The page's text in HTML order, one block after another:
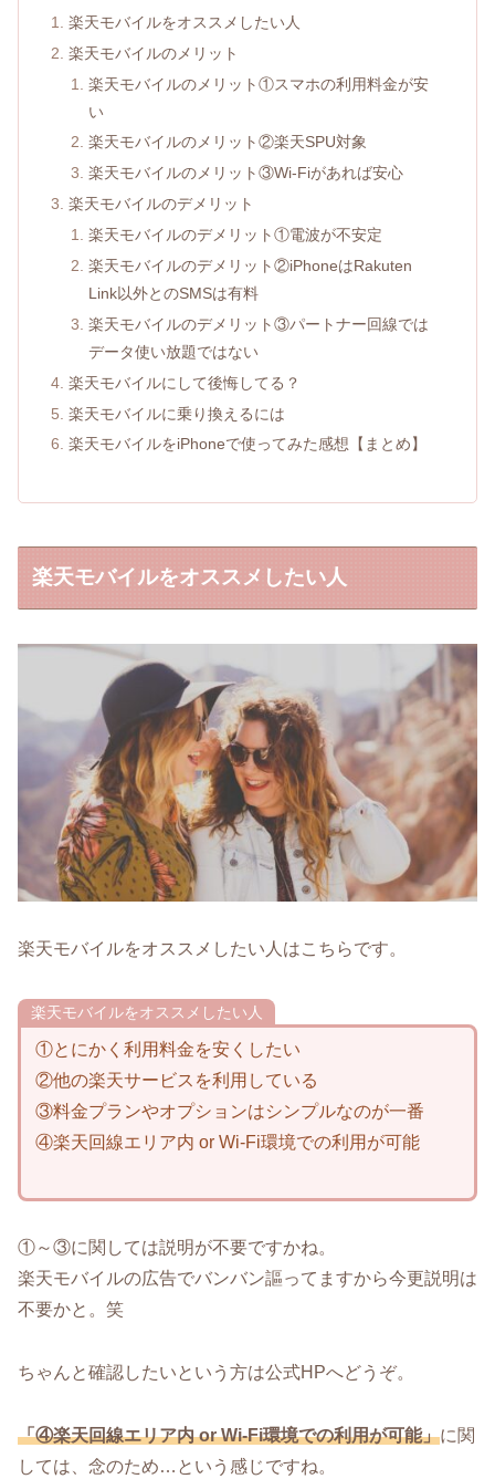
楽天モバイルをオススメしたい人
楽天モバイルのメリット
楽天モバイルのメリット①スマホの利用料金が安
い
楽天モバイルのメリット②楽天SPU対象
楽天モバイルのメリット③Wi-Fiがあれば安心
楽天モバイルのデメリット
楽天モバイルのデメリット①電波が不安定
楽天モバイルのデメリット②iPhoneはRakuten
Link以外とのSMSは有料
楽天モバイルのデメリット③パートナー回線では
データ使い放題ではない
楽天モバイルにして後悔してる？
楽天モバイルに乗り換えるには
楽天モバイルをiPhoneで使ってみた感想【まとめ】
楽天モバイルをオススメしたい人
楽天モバイルをオススメしたい人はこちらです。
楽天モバイルをオススメしたい人
①とにかく利用料金を安くしたい
②他の楽天サービスを利用している
③料金プランやオプションはシンプルなのが一番
④楽天回線エリア内 or Wi-Fi環境での利用が可能
①～③に関しては説明が不要ですかね。
楽天モバイルの広告でバンバン謳ってますから今更説明は
不要かと。笑
ちゃんと確認したいという方は公式HPへどうぞ。
「④楽天回線エリア内 or Wi-Fi環境での利用が可能」に関
しては、念のため…という感じですね。